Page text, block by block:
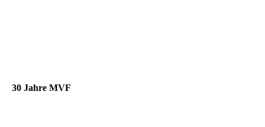
30 Jahre MVF